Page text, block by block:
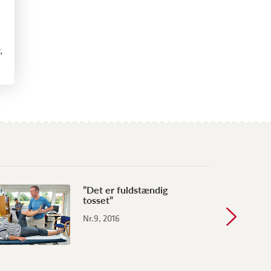
”Det er fuldstændig
tosset”
Nr.9, 2016